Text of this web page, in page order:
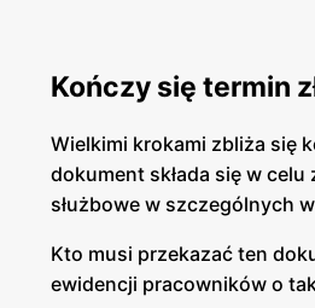
Kończy się termin
Wielkimi krokami zbliża się
dokument składa się w
służbowe w szczególnych
Kto musi przekazać ten
ewidencji pracowników o